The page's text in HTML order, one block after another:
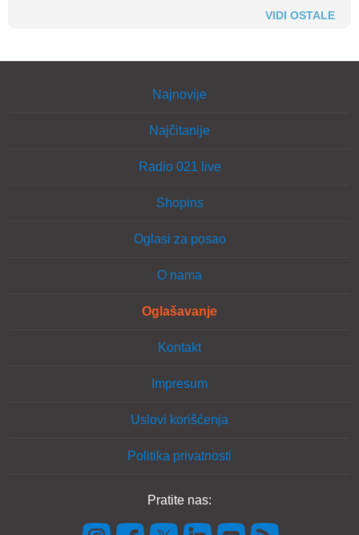
VIDI OSTALE
Najnovije
Najčitanije
Radio 021 live
Shopins
Oglasi za posao
O nama
Oglašavanje
Kontakt
Impresum
Uslovi korišćenja
Politika privatnosti
Pratite nas: